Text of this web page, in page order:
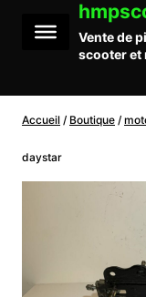
contenu
Vente de
scooter et
Accueil / Boutique /
daystar